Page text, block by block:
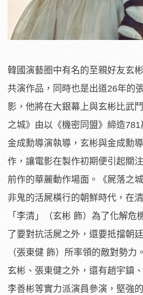
韓國演藝圈中有名的至親好友玄
共演作品，同時也是出道26年的
影，他將在大銀幕上與玄彬比武
之城》由以《機密同盟》締造
金成勳導演執導，玄彬與金成勳
作，讓電影在製作初期便引起關
前作的華麗動作場面。《屍落之
非鬼的活屍橫行的朝鮮時代，在
「李清」（玄彬 飾）為了化解危
了要對抗活屍之外，還要抵擋朝
（張東健 飾）所率領的敵對勢力
玄彬、張東健之外，還有趙宇鎮
李善彬等實力派演員參演，堅強